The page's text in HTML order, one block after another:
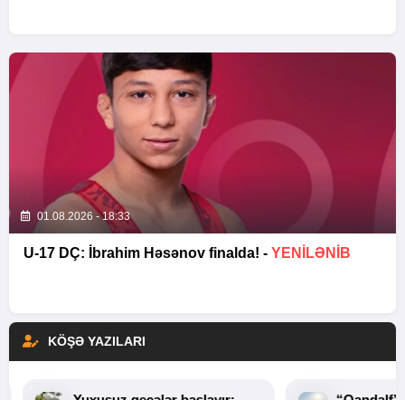
01.08.2026 - 18:33
U-17 DÇ: İbrahim Həsənov finalda! - YENİLƏNİB
KÖŞƏ YAZILARI